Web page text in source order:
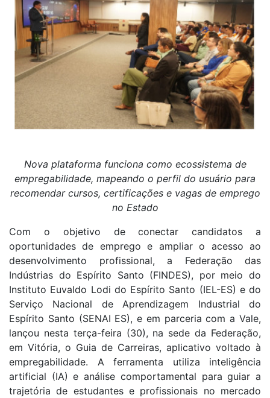
Nova plataforma funciona como ecossistema de
empregabilidade, mapeando o perfil do usuário para
recomendar cursos, certificações e vagas de emprego
no Estado
Com o objetivo de conectar candidatos a
oportunidades de emprego e ampliar o acesso ao
desenvolvimento profissional, a Federação das
Indústrias do Espírito Santo (FINDES), por meio do
Instituto Euvaldo Lodi do Espírito Santo (IEL-ES) e do
Serviço Nacional de Aprendizagem Industrial do
Espírito Santo (SENAI ES), e em parceria com a Vale,
lançou nesta terça-feira (30), na sede da Federação,
em Vitória, o Guia de Carreiras, aplicativo voltado à
empregabilidade. A ferramenta utiliza inteligência
artificial (IA) e análise comportamental para guiar a
trajetória de estudantes e profissionais no mercado